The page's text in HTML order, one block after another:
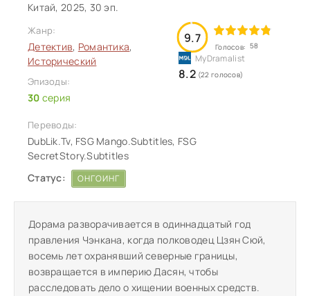
Китай, 2025, 30 эп.
Жанр:
Детектив, Романтика,
Исторический
Эпизоды:
30 серия
9.7
Голосов: 58
8.2 (22 голосов)
Переводы:
DubLik.Tv, FSG Mango.Subtitles, FSG
SecretStory.Subtitles
Статус:
ОНГОИНГ
Дорама разворачивается в одиннадцатый год
правления Чэнкана, когда полководец Цзян Сюй,
восемь лет охранявший северные границы,
возвращается в империю Дасян, чтобы
расследовать дело о хищении военных средств.